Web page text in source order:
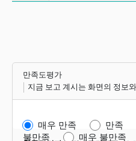
만족도평가
지금 보고 계시는 화면의 정보
매우 만족 만족
불만족
매우 불만족